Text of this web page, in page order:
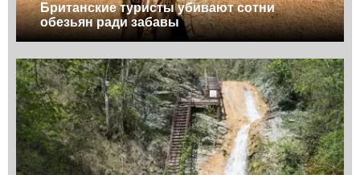
Британские туристы убивают сотни
обезьян ради забавы